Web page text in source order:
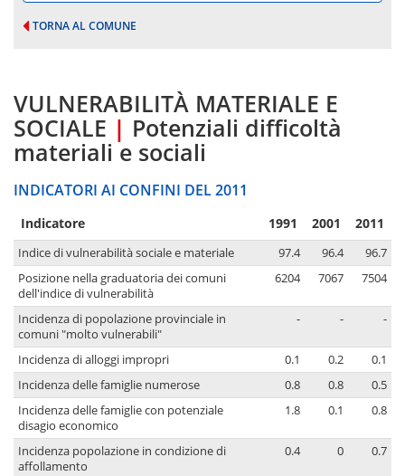
TORNA AL COMUNE
VULNERABILITÀ MATERIALE E
SOCIALE | Potenziali difficoltà
materiali e sociali
INDICATORI AI CONFINI DEL 2011
Indicatore 1991 2001 2011
Indice di vulnerabilità sociale e materiale 97.4 96.4
96.7
Posizione nella graduatoria dei comuni
dell'indice di vulnerabilità
6204 7067 7504
Incidenza di popolazione provinciale in
comuni "molto vulnerabili"
- - -
Incidenza di alloggi impropri 0.1 0.2
0.1
Incidenza delle famiglie numerose
0.8 0.8
0.5
Incidenza delle famiglie con potenziale
disagio economico
1.8 0.1 0.8
Incidenza popolazione in condizione di
affollamento
0.4 0 0.7